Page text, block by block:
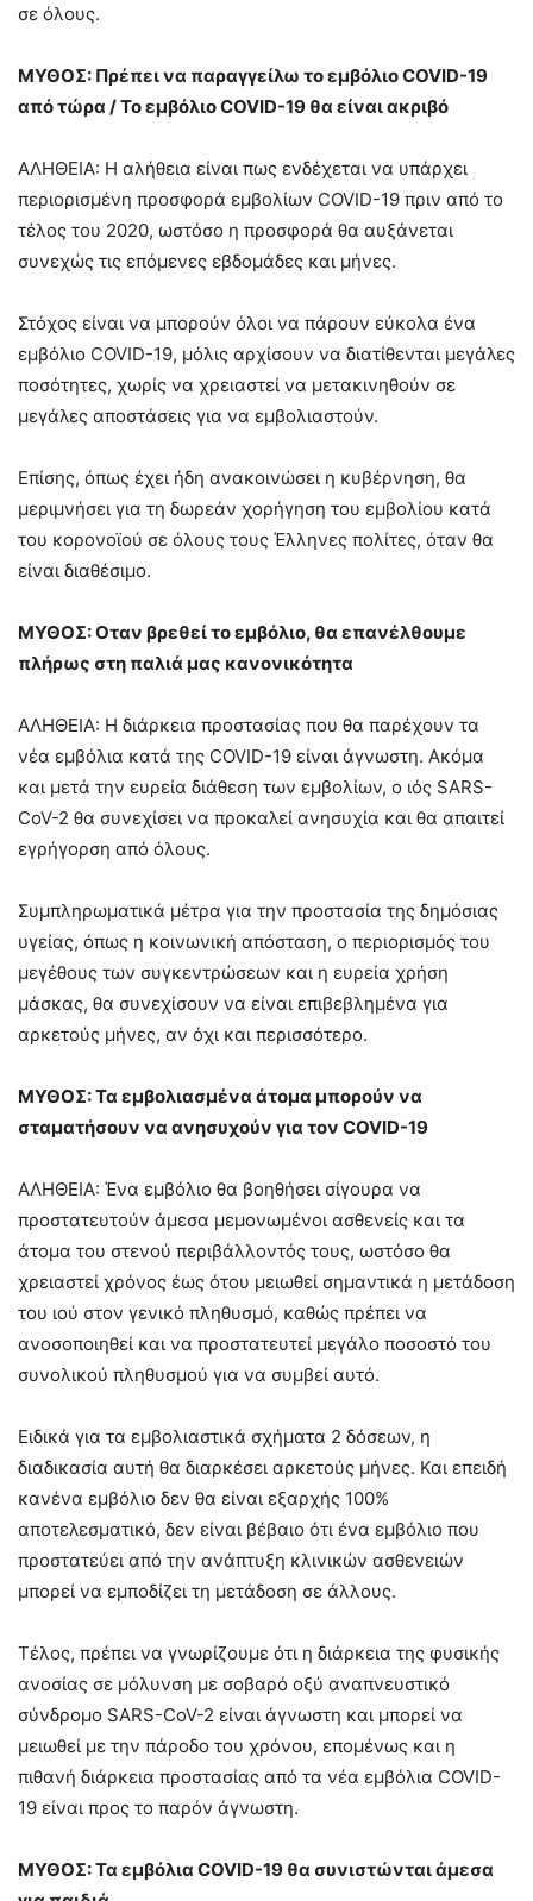
σε όλους.
ΜΥΘΟΣ: Πρέπει να παραγγείλω το εμβόλιο COVID-19
από τώρα / Το εμβόλιο COVID-19 θα είναι ακριβό
ΑΛΗΘΕΙΑ: Η αλήθεια είναι πως ενδέχεται να υπάρχει
περιορισμένη προσφορά εμβολίων COVID-19 πριν από το
τέλος του 2020, ωστόσο η προσφορά θα αυξάνεται
συνεχώς τις επόμενες εβδομάδες και μήνες.
Στόχος είναι να μπορούν όλοι να πάρουν εύκολα ένα
εμβόλιο COVID-19, μόλις αρχίσουν να διατίθενται μεγάλες
ποσότητες, χωρίς να χρειαστεί να μετακινηθούν σε
μεγάλες αποστάσεις για να εμβολιαστούν.
Επίσης, όπως έχει ήδη ανακοινώσει η κυβέρνηση, θα
μεριμνήσει για τη δωρεάν χορήγηση του εμβολίου κατά
του κορονοϊού σε όλους τους Έλληνες πολίτες, όταν θα
είναι διαθέσιμο.
ΜΥΘΟΣ: Οταν βρεθεί το εμβόλιο, θα επανέλθουμε
πλήρως στη παλιά μας κανονικότητα
ΑΛΗΘΕΙΑ: Η διάρκεια προστασίας που θα παρέχουν τα
νέα εμβόλια κατά της COVID-19 είναι άγνωστη. Ακόμα
και μετά την ευρεία διάθεση των εμβολίων, ο ιός SARS-
CoV-2 θα συνεχίσει να προκαλεί ανησυχία και θα απαιτεί
εγρήγορση από όλους.
Συμπληρωματικά μέτρα για την προστασία της δημόσιας
υγείας, όπως η κοινωνική απόσταση, ο περιορισμός του
μεγέθους των συγκεντρώσεων και η ευρεία χρήση
μάσκας, θα συνεχίσουν να είναι επιβεβλημένα για
αρκετούς μήνες, αν όχι και περισσότερο.
ΜΥΘΟΣ: Τα εμβολιασμένα άτομα μπορούν να
σταματήσουν να ανησυχούν για τον COVID-19
ΑΛΗΘΕΙΑ: Ένα εμβόλιο θα βοηθήσει σίγουρα να
προστατευτούν άμεσα μεμονωμένοι ασθενείς και τα
άτομα του στενού περιβάλλοντός τους, ωστόσο θα
χρειαστεί χρόνος έως ότου μειωθεί σημαντικά η μετάδοση
του ιού στον γενικό πληθυσμό, καθώς πρέπει να
ανοσοποιηθεί και να προστατευτεί μεγάλο ποσοστό του
συνολικού πληθυσμού για να συμβεί αυτό.
Ειδικά για τα εμβολιαστικά σχήματα 2 δόσεων, η
διαδικασία αυτή θα διαρκέσει αρκετούς μήνες. Και επειδή
κανένα εμβόλιο δεν θα είναι εξαρχής 100%
αποτελεσματικό, δεν είναι βέβαιο ότι ένα εμβόλιο που
προστατεύει από την ανάπτυξη κλινικών ασθενειών
μπορεί να εμποδίζει τη μετάδοση σε άλλους.
Τέλος, πρέπει να γνωρίζουμε ότι η διάρκεια της φυσικής
ανοσίας σε μόλυνση με σοβαρό οξύ αναπνευστικό
σύνδρομο SARS-CoV-2 είναι άγνωστη και μπορεί να
μειωθεί με την πάροδο του χρόνου, επομένως και η
πιθανή διάρκεια προστασίας από τα νέα εμβόλια COVID-
19 είναι προς το παρόν άγνωστη.
ΜΥΘΟΣ: Τα εμβόλια COVID-19 θα συνιστώνται άμεσα